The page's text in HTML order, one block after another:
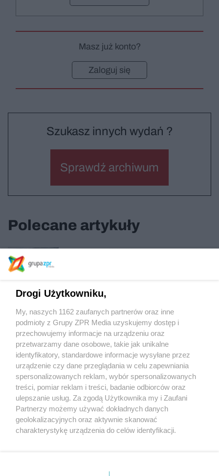
Masz już konto?
Zaloguj się
Szukasz innych wydań ?
Sprawdź archiwum
Polecane artykuły
Budynek Neofilologii i rektoratu UG w Gdańsku
Biurowiec Silesia Star w Katowicach
Wydział Radia i Telewizji UŚ w Katowicach
Żaden utwór zamieszczony w serwisie nie może być powielany i
rozpowszechniany lub dalej rozpowszechniany w jakikolwiek sposób (w tym
zabronione pod groźbą kary i może być ścigane prawnie.
Drogi Użytkowniku,
My, naszych 1162 zaufanych partnerów oraz inne
podmioty z Grupy ZPR Media uzyskujemy dostęp i
przechowujemy informacje na urządzeniu oraz
przetwarzamy dane osobowe, takie jak unikalne
identyfikatory, standardowe informacje wysyłane przez
urządzenie czy dane przeglądania w celu zapewniania
spersonalizowanych reklam, wybór spersonalizowanych
treści, pomiar reklam i treści, badanie odbiorców oraz
ulepszanie usług. Za zgodą Użytkownika my i Zaufani
Partnerzy możemy używać dokładnych danych
geolokalizacyjnych oraz aktywnie skanować
charakterystykę urządzenia do celów identyfikacji.
zmienić/wycofać klikając przycisk ustawień prywatności